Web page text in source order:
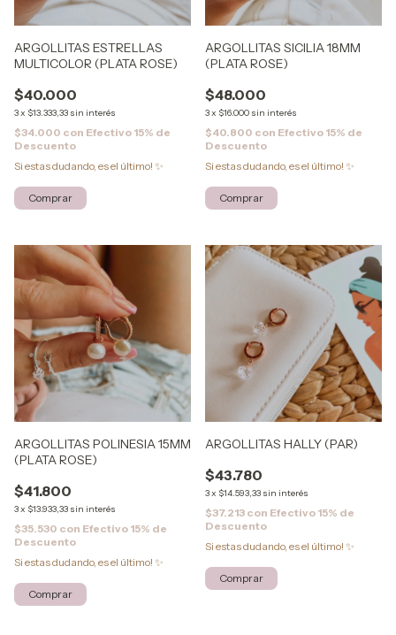
ARGOLLITAS ESTRELLAS
MULTICOLOR (PLATA ROSE)
$40.000
3x $13.333,33 sin interés
$34.000 con Efectivo 15% de
Descuento
Si estas dudando, es el último! ✨
ARGOLLITAS SICILIA 18MM
(PLATA ROSE)
$48.000
3x $16.000 sin interés
$40.800 con Efectivo 15% de
Descuento
Si estas dudando, es el último! ✨
ARGOLLITAS POLINESIA 15MM
(PLATA ROSE)
$41.800
3x $13.933,33 sin interés
$35.530 con Efectivo 15% de
Descuento
Si estas dudando, es el último! ✨
ARGOLLITAS HALLY (PAR)
$43.780
3x $14.593,33 sin interés
$37.213 con Efectivo 15% de
Descuento
Si estas dudando, es el último! ✨